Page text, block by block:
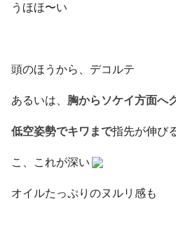
うほほ〜い
頭のほうから、デコルテ
あるいは、 胸からソケイ方面へ
低空姿勢でキワまで指先が伸び
こ、これが深い
オイルたっぷりのヌルリ感も